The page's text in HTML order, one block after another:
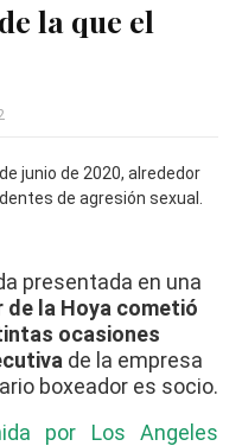
la que el
presentada en una
de la Hoya cometió
ocasiones
de la empresa
boxeador es socio.
por Los Angeles